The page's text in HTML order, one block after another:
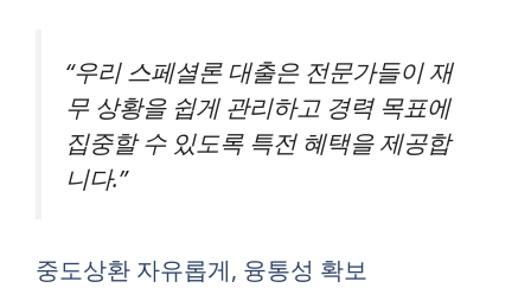
“우리 스페셜론 대출은 전문가들이 재
무 상황을 쉽게 관리하고 경력 목표에
집중할 수 있도록 특전 혜택을 제공합
니다.”
중도상환 자유롭게, 융통성 확보